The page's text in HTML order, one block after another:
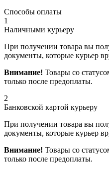
Способы оплаты
1
Наличными курьеру
При получении товара вы
документы, которые курьер
Внимание! Товары со
только после предоплаты.
2
Банковской картой курьеру
При получении товара вы
документы, которые курьер
Внимание! Товары со
только после предоплаты.